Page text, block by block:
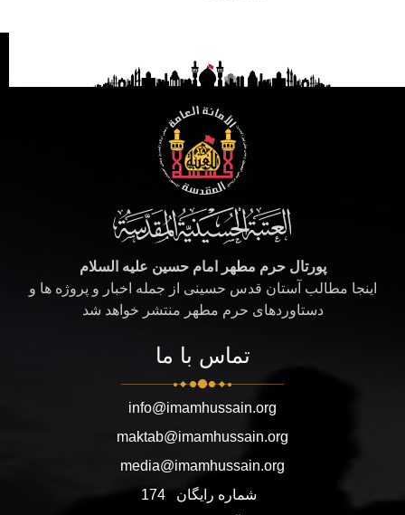
پورتال حرم مطهر امام حسین علیه السلام
اینجا مطالب آستان قدس حسینی از جمله اخبار و پروژه ها و
دستاوردهای حرم مطهر منتشر خواهد شد
تماس با ما
info@imamhussain.org
maktab@imamhussain.org
media@imamhussain.org
شماره رایگان
174